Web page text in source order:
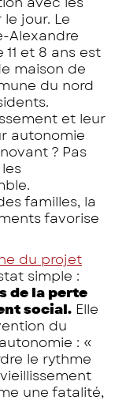
jour. Le
Alexandre
et 8 ans est
maison de
du nord
et leur
autonomie
? Pas
familles, la
favorise
du projet
simple :
de la perte
social. Elle
du
: «
le rythme
une fatalité,